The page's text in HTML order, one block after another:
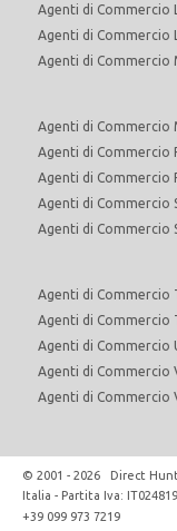
Agenti di Commercio
Agenti di Commercio
Agenti di Commercio
Agenti di Commercio
Agenti di Commercio
Agenti di Commercio
Agenti di Commercio
Agenti di Commercio
Agenti di Commercio
Agenti di Commercio
Agenti di Commercio
Agenti di Commercio
Agenti di Commercio
© 2001 - 2026 Direct Hunt
Italia - Partita Iva:
+39 099 973 7219